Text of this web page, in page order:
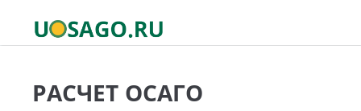
РАСЧЕТ ОСАГО